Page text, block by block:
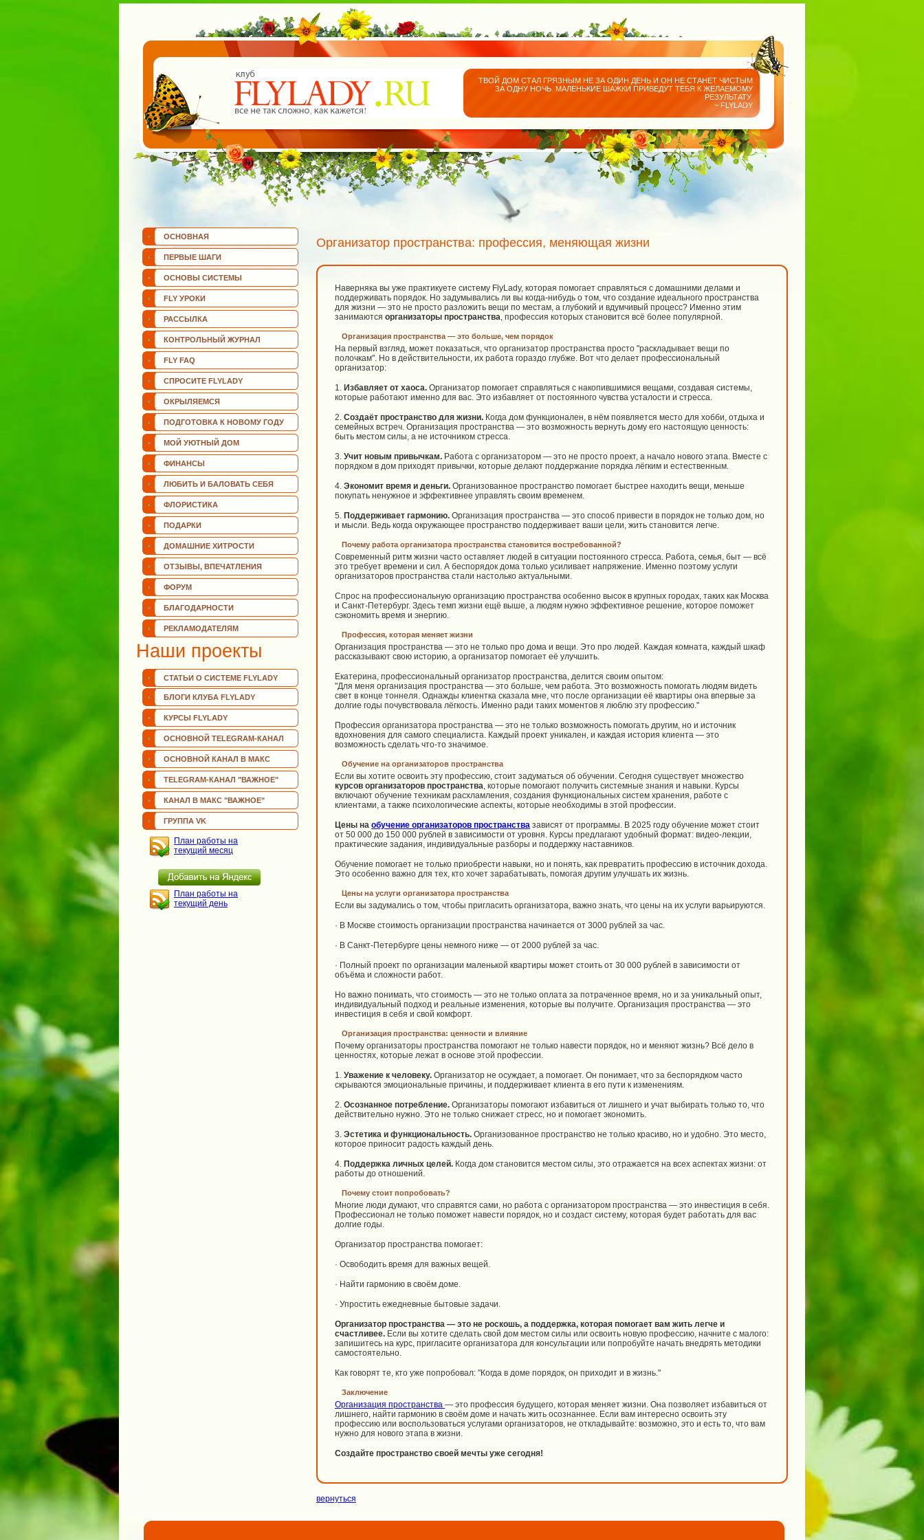
ТВОЙ ДОМ СТАЛ ГРЯЗНЫМ НЕ ЗА ОДИН ДЕНЬ И ОН НЕ СТАНЕТ ЧИСТЫМ
ЗА ОДНУ НОЧЬ. МАЛЕНЬКИЕ ШАЖКИ ПРИВЕДУТ ТЕБЯ К ЖЕЛАЕМОМУ
РЕЗУЛЬТАТУ.
~ FLYLADY
ОСНОВНАЯ
ПЕРВЫЕ ШАГИ
ОСНОВЫ СИСТЕМЫ
FLY УРОКИ
РАССЫЛКА
КОНТРОЛЬНЫЙ ЖУРНАЛ
FLY FAQ
СПРОСИТЕ FLYLADY
ОКРЫЛЯЕМСЯ
ПОДГОТОВКА К НОВОМУ ГОДУ
МОЙ УЮТНЫЙ ДОМ
ФИНАНСЫ
ЛЮБИТЬ И БАЛОВАТЬ СЕБЯ
ФЛОРИСТИКА
ПОДАРКИ
ДОМАШНИЕ ХИТРОСТИ
ОТЗЫВЫ, ВПЕЧАТЛЕНИЯ
ФОРУМ
БЛАГОДАРНОСТИ
РЕКЛАМОДАТЕЛЯМ
Наши проекты
СТАТЬИ О СИСТЕМЕ FLYLADY
БЛОГИ КЛУБА FLYLADY
КУРСЫ FLYLADY
ОСНОВНОЙ TELEGRAM-КАНАЛ
ОСНОВНОЙ КАНАЛ В МАКС
TELEGRAM-КАНАЛ "ВАЖНОЕ"
КАНАЛ В МАКС "ВАЖНОЕ"
ГРУППА VK
План работы на
текущий месяц
План работы на
текущий день
Организатор пространства: профессия, меняющая жизни
Наверняка вы уже практикуете систему FlyLady, которая помогает справляться с домашними делами и
поддерживать порядок. Но задумывались ли вы когда-нибудь о том, что создание идеального пространства
для жизни — это не просто разложить вещи по местам, а глубокий и вдумчивый процесс? Именно этим
занимаются организаторы пространства, профессия которых становится всё более популярной.
Организация пространства — это больше, чем порядок
На первый взгляд, может показаться, что организатор пространства просто "раскладывает вещи по
полочкам". Но в действительности, их работа гораздо глубже. Вот что делает профессиональный
организатор:
1. Избавляет от хаоса. Организатор помогает справляться с накопившимися вещами, создавая системы,
которые работают именно для вас. Это избавляет от постоянного чувства усталости и стресса.
2. Создаёт пространство для жизни. Когда дом функционален, в нём появляется место для хобби, отдыха и
семейных встреч. Организация пространства — это возможность вернуть дому его настоящую ценность:
быть местом силы, а не источником стресса.
3. Учит новым привычкам. Работа с организатором — это не просто проект, а начало нового этапа. Вместе с
порядком в дом приходят привычки, которые делают поддержание порядка лёгким и естественным.
4. Экономит время и деньги. Организованное пространство помогает быстрее находить вещи, меньше
покупать ненужное и эффективнее управлять своим временем.
5. Поддерживает гармонию. Организация пространства — это способ привести в порядок не только дом, но
и мысли. Ведь когда окружающее пространство поддерживает ваши цели, жить становится легче.
Почему работа организатора пространства становится востребованной?
Современный ритм жизни часто оставляет людей в ситуации постоянного стресса. Работа, семья, быт — всё
это требует времени и сил. А беспорядок дома только усиливает напряжение. Именно поэтому услуги
организаторов пространства стали настолько актуальными.
Спрос на профессиональную организацию пространства особенно высок в крупных городах, таких как Москва
и Санкт-Петербург. Здесь темп жизни ещё выше, а людям нужно эффективное решение, которое поможет
сэкономить время и энергию.
Профессия, которая меняет жизни
Организация пространства — это не только про дома и вещи. Это про людей. Каждая комната, каждый шкаф
рассказывают свою историю, а организатор помогает её улучшить.
Екатерина, профессиональный организатор пространства, делится своим опытом:
"Для меня организация пространства — это больше, чем работа. Это возможность помогать людям видеть
свет в конце тоннеля. Однажды клиентка сказала мне, что после организации её квартиры она впервые за
долгие годы почувствовала лёгкость. Именно ради таких моментов я люблю эту профессию."
Профессия организатора пространства — это не только возможность помогать другим, но и источник
вдохновения для самого специалиста. Каждый проект уникален, и каждая история клиента — это
возможность сделать что-то значимое.
Обучение на организаторов пространства
Если вы хотите освоить эту профессию, стоит задуматься об обучении. Сегодня существует множество
курсов организаторов пространства, которые помогают получить системные знания и навыки. Курсы
включают обучение техникам расхламления, создания функциональных систем хранения, работе с
клиентами, а также психологические аспекты, которые необходимы в этой профессии.
Цены на обучение организаторов пространства зависят от программы. В 2025 году обучение может стоит
от 50 000 до 150 000 рублей в зависимости от уровня. Курсы предлагают удобный формат: видео-лекции,
практические задания, индивидуальные разборы и поддержку наставников.
Обучение помогает не только приобрести навыки, но и понять, как превратить профессию в источник дохода.
Это особенно важно для тех, кто хочет зарабатывать, помогая другим улучшать их жизнь.
Цены на услуги организатора пространства
Если вы задумались о том, чтобы пригласить организатора, важно знать, что цены на их услуги варьируются.
· В Москве стоимость организации пространства начинается от 3000 рублей за час.
· В Санкт-Петербурге цены немного ниже — от 2000 рублей за час.
· Полный проект по организации маленькой квартиры может стоить от 30 000 рублей в зависимости от
объёма и сложности работ.
Но важно понимать, что стоимость — это не только оплата за потраченное время, но и за уникальный опыт,
индивидуальный подход и реальные изменения, которые вы получите. Организация пространства — это
инвестиция в себя и свой комфорт.
Организация пространства: ценности и влияние
Почему организаторы пространства помогают не только навести порядок, но и меняют жизнь? Всё дело в
ценностях, которые лежат в основе этой профессии.
1. Уважение к человеку. Организатор не осуждает, а помогает. Он понимает, что за беспорядком часто
скрываются эмоциональные причины, и поддерживает клиента в его пути к изменениям.
2. Осознанное потребление. Организаторы помогают избавиться от лишнего и учат выбирать только то, что
действительно нужно. Это не только снижает стресс, но и помогает экономить.
3. Эстетика и функциональность. Организованное пространство не только красиво, но и удобно. Это место,
которое приносит радость каждый день.
4. Поддержка личных целей. Когда дом становится местом силы, это отражается на всех аспектах жизни: от
работы до отношений.
Почему стоит попробовать?
Многие люди думают, что справятся сами, но работа с организатором пространства — это инвестиция в себя.
Профессионал не только поможет навести порядок, но и создаст систему, которая будет работать для вас
долгие годы.
Организатор пространства помогает:
· Освободить время для важных вещей.
· Найти гармонию в своём доме.
· Упростить ежедневные бытовые задачи.
Организатор пространства — это не роскошь, а поддержка, которая помогает вам жить легче и
счастливее. Если вы хотите сделать свой дом местом силы или освоить новую профессию, начните с малого:
запишитесь на курс, пригласите организатора для консультации или попробуйте начать внедрять методики
самостоятельно.
Как говорят те, кто уже попробовал: "Когда в доме порядок, он приходит и в жизнь."
Заключение
Организация пространства — это профессия будущего, которая меняет жизни. Она позволяет избавиться от
лишнего, найти гармонию в своём доме и начать жить осознаннее. Если вам интересно освоить эту
профессию или воспользоваться услугами организаторов, не откладывайте: возможно, это и есть то, что вам
нужно для нового этапа в жизни.
Создайте пространство своей мечты уже сегодня!
вернуться